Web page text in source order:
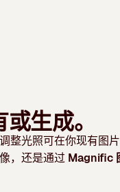
生成。
整光照可在你现有图
，还是通过 Magnific